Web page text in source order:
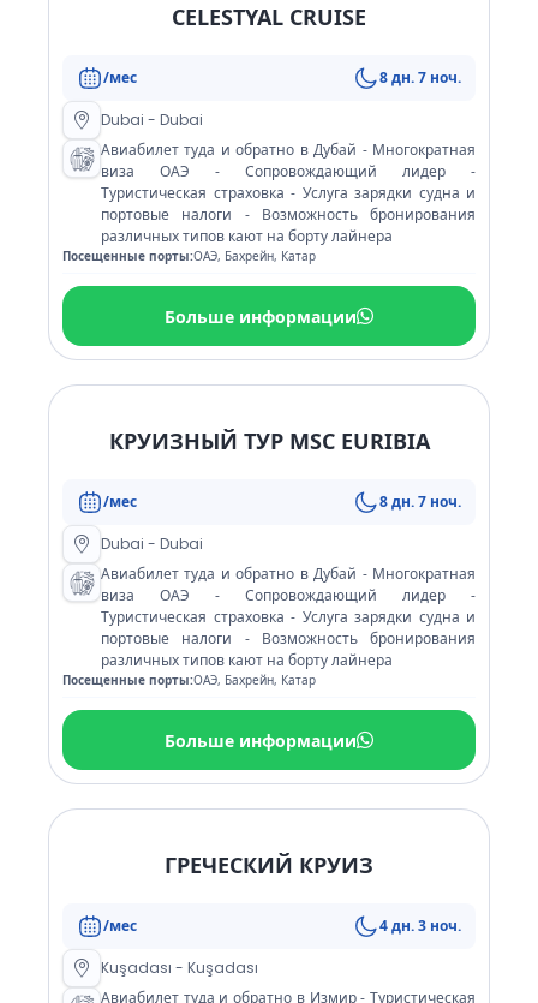
CELESTYAL CRUISE
/мес 8 дн. 7 ноч.
Dubai - Dubai
Авиабилет туда и обратно в Дубай - Многократная
виза ОАЭ - Сопровождающий лидер -
Туристическая страховка - Услуга зарядки судна и
портовые налоги - Возможность бронирования
различных типов кают на борту лайнера
Посещенные порты:ОАЭ, Бахрейн, Катар
Больше информации
КРУИЗНЫЙ ТУР MSC EURIBIA
/мес 8 дн. 7 ноч.
Dubai - Dubai
Авиабилет туда и обратно в Дубай - Многократная
виза ОАЭ - Сопровождающий лидер -
Туристическая страховка - Услуга зарядки судна и
портовые налоги - Возможность бронирования
различных типов кают на борту лайнера
Посещенные порты:ОАЭ, Бахрейн, Катар
Больше информации
ГРЕЧЕСКИЙ КРУИЗ
/мес 4 дн. 3 ноч.
Kuşadası - Kuşadası
Авиабилет туда и обратно в Измир - Туристическая